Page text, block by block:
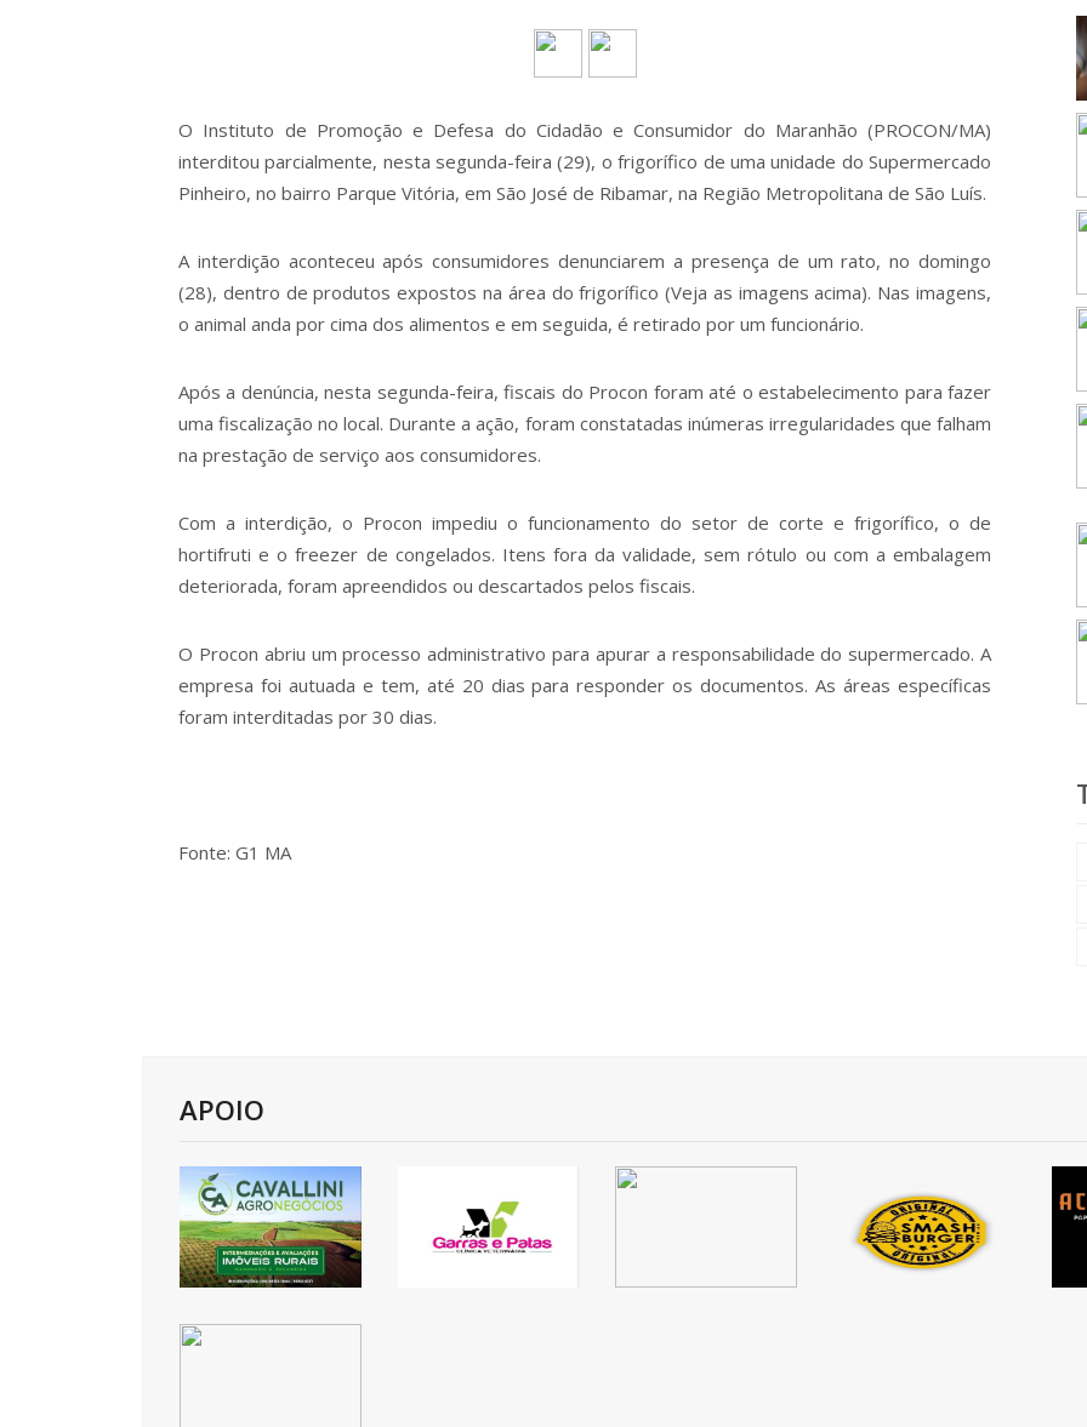
O Instituto de Promoção e Defesa do Cidadão e Consumidor do Maranhão (PROCON/MA)
interditou parcialmente, nesta segunda-feira (29), o frigorífico de uma unidade do Supermercado
Pinheiro, no bairro Parque Vitória, em São José de Ribamar, na Região Metropolitana de São Luís.
A interdição aconteceu após consumidores denunciarem a presença de um rato, no domingo
(28), dentro de produtos expostos na área do frigorífico (Veja as imagens acima). Nas imagens,
o animal anda por cima dos alimentos e em seguida, é retirado por um funcionário.
Após a denúncia, nesta segunda-feira, fiscais do Procon foram até o estabelecimento para fazer
uma fiscalização no local. Durante a ação, foram constatadas inúmeras irregularidades que falham
na prestação de serviço aos consumidores.
Com a interdição, o Procon impediu o funcionamento do setor de corte e frigorífico, o de
hortifruti e o freezer de congelados. Itens fora da validade, sem rótulo ou com a embalagem
deteriorada, foram apreendidos ou descartados pelos fiscais.
O Procon abriu um processo administrativo para apurar a responsabilidade do supermercado. A
empresa foi autuada e tem, até 20 dias para responder os documentos. As áreas específicas
foram interditadas por 30 dias.
Fonte: G1 MA
APOIO